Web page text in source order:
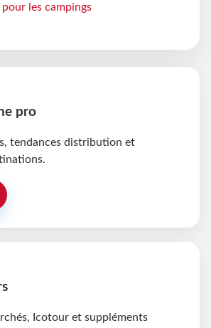
les campings
pro
tendances distribution et
Icotour et suppléments